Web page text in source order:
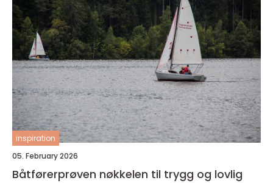
inspiration
05. February 2026
Båtførerprøven nøkkelen til trygg og lovlig